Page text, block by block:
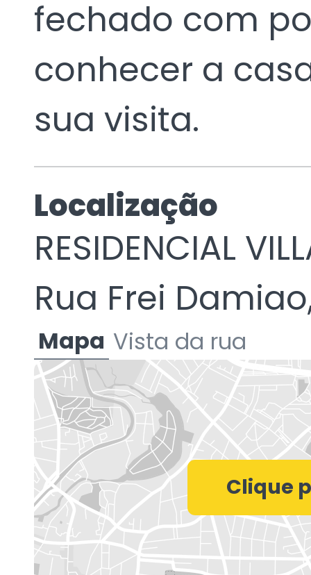
fechado com
conhecer a
sua visita.
Localização
RESIDENCIAL
Rua Frei